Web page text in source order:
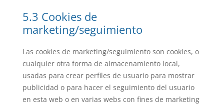
5.3 Cookies de
marketing/seguimiento
Las cookies de marketing/seguimiento son cookies, o
cualquier otra forma de almacenamiento local,
usadas para crear perfiles de usuario para mostrar
publicidad o para hacer el seguimiento del usuario
en esta web o en varias webs con fines de marketing